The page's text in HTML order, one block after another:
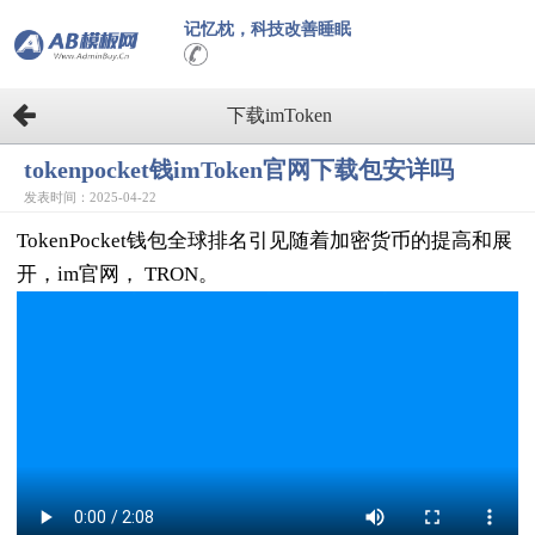
记忆枕，科技改善睡眠
下载imToken
tokenpocket钱imToken官网下载包安详吗
发表时间：2025-04-22
TokenPocket钱包全球排名引见随着加密货币的提高和展
开，im官网， TRON。